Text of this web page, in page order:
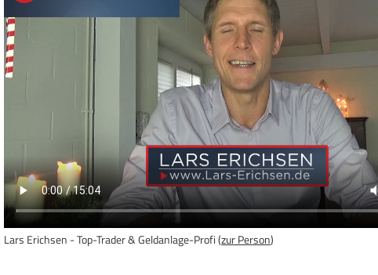
Lars Erichsen - Top-Trader & Geldanlage-Profi (zur Person)